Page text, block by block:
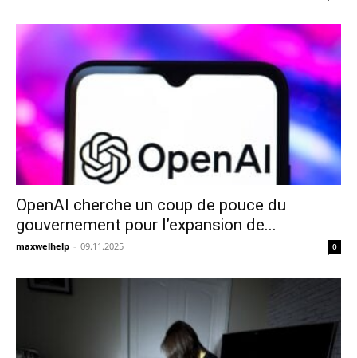
OpenAI cherche un coup de pouce du
gouvernement pour l’expansion de...
maxwelhelp - 09.11.2025 0